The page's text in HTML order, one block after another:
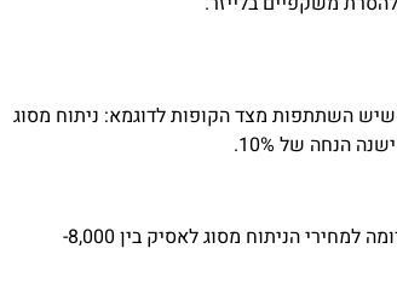
שיש השתתפות מצד הקופות לדוגמא: ניתוח מסוג
טיפול נוסף לדוגמא אינטראלאסיק שהוא ניתוח לייזר בעיניים מחיר ההליך שלו דומה למחירי הניתוח מסוג לאסיק בין 8,000-